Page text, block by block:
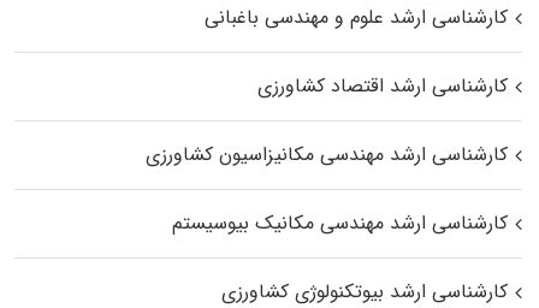
کارشناسی ارشد علوم و مهندسی باغبانی
کارشناسی ارشد اقتصاد کشاورزی
کارشناسی ارشد مهندسی مکانیزاسیون کشاورزی
کارشناسی ارشد مهندسی مکانیک بیوسیستم
کارشناسی ارشد بیوتکنولوژی کشاورزی